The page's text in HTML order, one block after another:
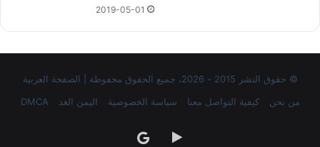
2019-05-01
© حقوق النشر 2015 - 2026، جميع الحقوق محفوظة | الصفحة العربية
من نحن
كيفية التواصل معنا سياسة الخصوصية اليمن الغد DMCA
‏Google
google